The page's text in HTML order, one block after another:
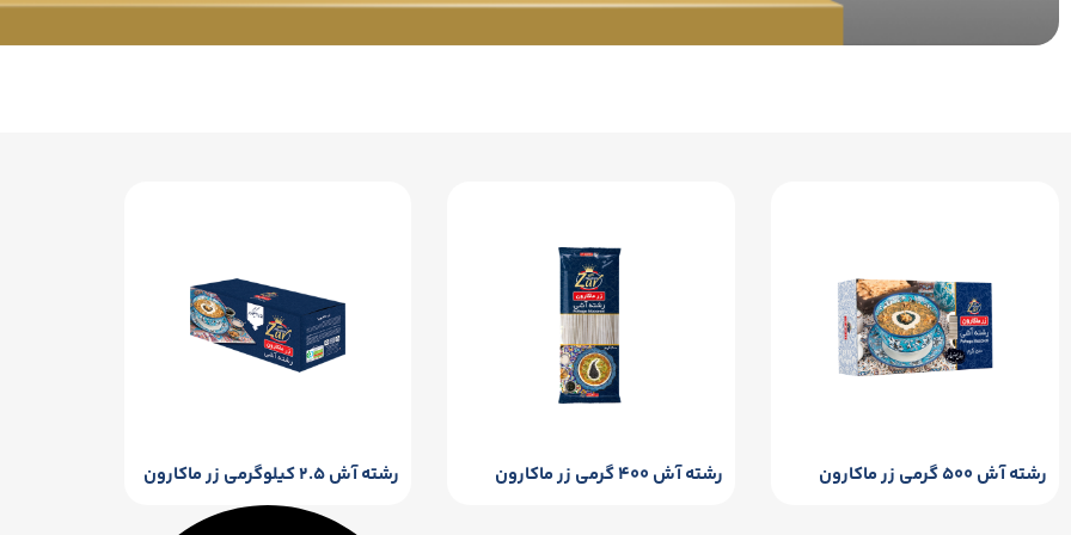
رشته آش ۵۰۰ گرمی زر ماکارون رشته آش ۴۰۰ گرمی زر ماکارون رشته آش ۲.۵ کیلوگرمی زر ماکارون